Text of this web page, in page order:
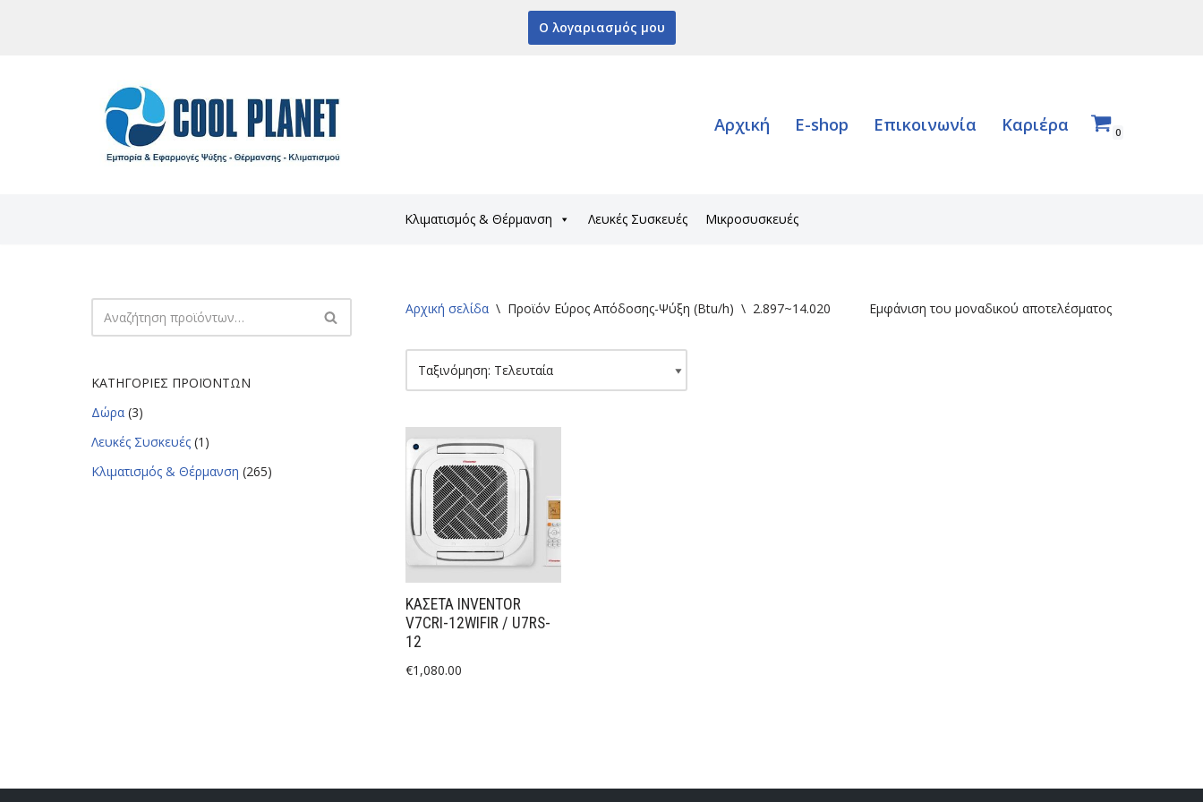
Ο λογαριασμός μου
Αρχική E-shop Επικοινωνία Καριέρα 0
Κλιματισμός & Θέρμανση Λευκές Συσκευές Μικροσυσκευές
ΚΑΤΗΓΟΡΊΕΣ ΠΡΟΪΌΝΤΩΝ
Δώρα (3)
Λευκές Συσκευές (1)
Κλιματισμός & Θέρμανση (265)
Αρχική σελίδα \ Προϊόν Εύρος Απόδοσης-Ψύξη (Btu/h) \ 2.897~14.020 Εμφάνιση του μοναδικού αποτελέσματος
ΚΑΣΕΤΑ INVENTOR
V7CRI-12WIFIR / U7RS-
12
€1,080.00